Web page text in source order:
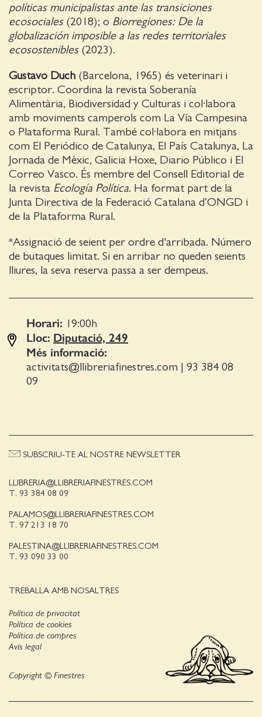
políticas municipalistas ante las transiciones
ecosociales(2018); o Biorregiones: De la
globalización imposible a las redes territoriales
ecosostenibles(2023).
Gustavo Duch (Barcelona, 1965) és veterinari i
escriptor. Coordina la revista Soberanía
Alimentària, Biodiversidad y Culturas i col·labora
amb moviments camperols com La Vía Campesina
o Plataforma Rural. També col·labora en mitjans
com El Periódico de Catalunya, El País Catalunya, La
Jornada de Mèxic, Galicia Hoxe, Diario Público i El
Correo Vasco. És membre del Consell Editorial de
la revista Ecología Política. Ha format part de la
Junta Directiva de la Federació Catalana d’ONGD i
de la Plataforma Rural.
*Assignació de seient per ordre d'arribada. Número
de butaques limitat. Si en arribar no queden seients
lliures, la seva reserva passa a ser dempeus.
Horari: 19:00 h
Lloc: Diputació, 249
Més informació:
activitats@llibreriafinestres.com
93 384 08
09
LLIBRERIA@LLIBRERIAFINESTRES.COM
T. 93 384 08 09
PALAMOS@LLIBRERIAFINESTRES.COM
T. 97 213 18 70
PALESTINA@LLIBRERIAFINESTRES.COM
T. 93 090 33 00
TREBALLA AMB NOSALTRES
SUBSCRIU-TE AL NOSTRE NEWSLETTER
Política de privacitat
Política de cookies
Avís legal
Política de compres
Copyright © Finestres